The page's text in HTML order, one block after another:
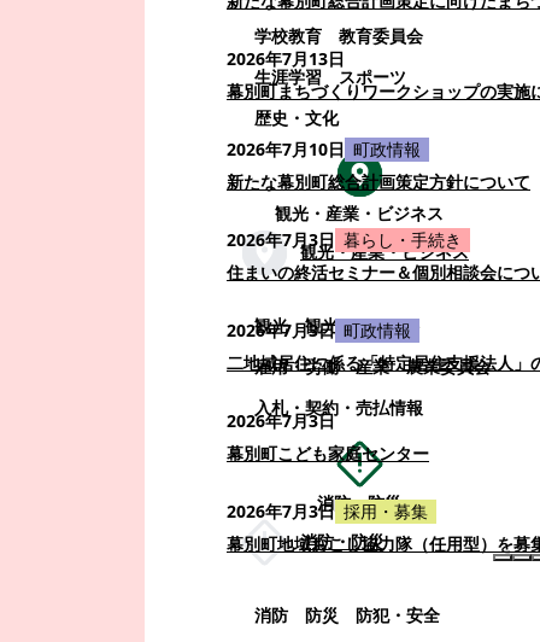
学校教育
教育委員会
生涯学習
スポーツ
歴史・文化
観光・産業・ビジネス
観光・産業・ビジネス
観光
観光・イベント
雇用・労働
産業
農業委員会
入札・契約・売払情報
消防・防災
消防・防災
消防 防災 防犯・安全
2026年7月13日
幕別町まちづくりワークショップの実施
2026年7月10日 町政情報
新たな幕別町総合計画策定方針について
2026年7月3日 暮らし・手続き
住まいの終活セミナー＆個別相談会につ
2026年7月3日 町政情報
二地域居住に係る「特定居住支援法人」
2026年7月3日
幕別町こども家庭センター
2026年7月3日 採用・募集
幕別町地域おこし協力隊（任用型）を募